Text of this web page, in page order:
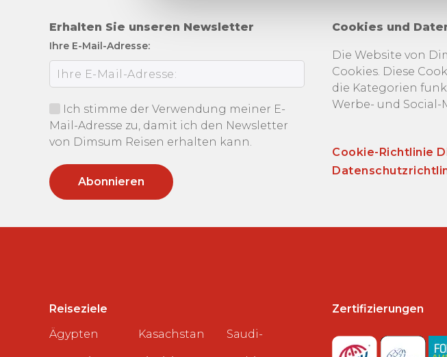
Erhalten Sie unseren Newsletter
Ihre E-Mail-Adresse:
Ich stimme der Verwendung meiner E-
Mail-Adresse zu, damit ich den Newsletter
von Dimsum Reisen erhalten kann.
Cookies und
Die Website von
Cookies. Diese
die Kategorien
Werbe- und Social-
Cookie-Richtlinie
Reiseziele
Ägypten
Kasachstan Saudi-
Zertifizierungen